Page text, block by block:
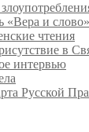
«Вера и слово»
чтения
в
интервью
Русской